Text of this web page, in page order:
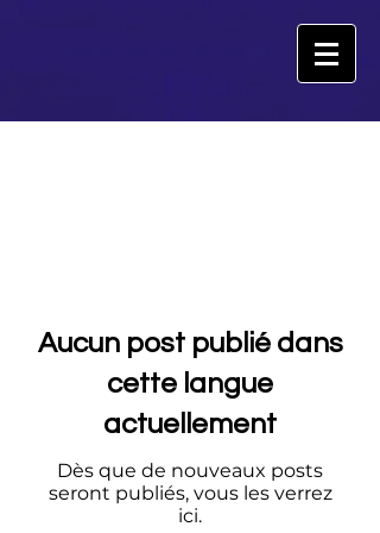
Aucun post publié dans
cette langue
actuellement
Dès que de nouveaux posts
seront publiés, vous les verrez
ici.